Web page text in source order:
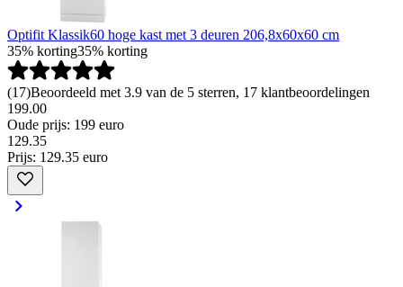
Optifit Klassik60 hoge kast met 3 deuren 206,8x60x60 cm
35% korting35% korting
(17)Beoordeeld met 3.9 van de 5 sterren, 17 klantbeoordelingen
199.00
Oude prijs: 199 euro
129.35
Prijs: 129.35 euro